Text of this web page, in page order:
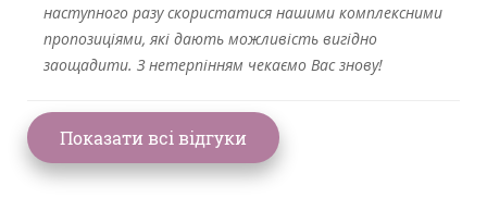
наступного разу скористатися нашими комплексними
пропозиціями, які дають можливість вигідно
заощадити. З нетерпінням чекаємо Вас знову!